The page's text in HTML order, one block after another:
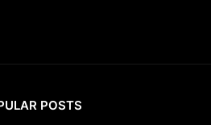
POSTS